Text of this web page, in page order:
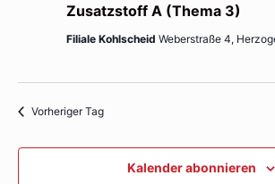
Zusatzstoff A (Thema 3)
Filiale Kohlscheid Weberstraße 4,
Vorheriger Tag
Kalender abonnieren